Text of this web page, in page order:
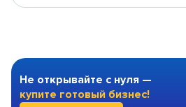
Не открывайте с нуля —
купите готовый бизнес!